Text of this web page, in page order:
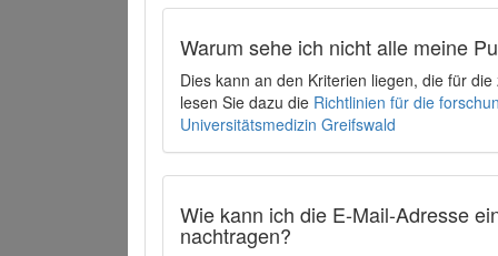
Warum sehe ich nicht alle meine
Dies kann an den Kriterien liegen, die für
lesen Sie dazu die Richtlinien für die
Universitätsmedizin Greifswald
Wie kann ich die E-Mail-Adresse
nachtragen?